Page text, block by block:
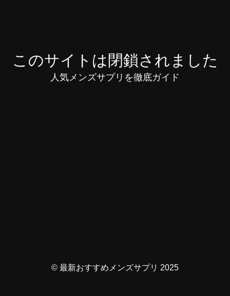
このサイトは閉鎖されました
人気メンズサプリを徹底ガイド
© 最新おすすめメンズサプリ 2025